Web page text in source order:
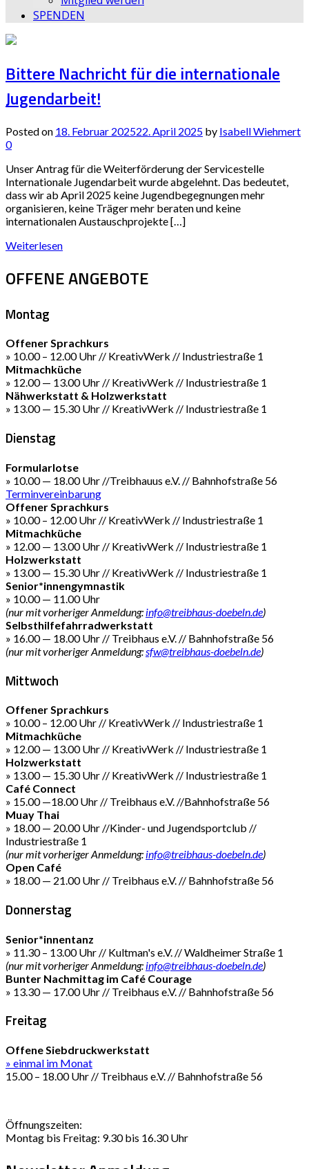
SPENDEN
Bittere Nachricht für die internationale
Jugendarbeit!
Posted on 18. Februar 202522. April 2025 by Isabell Wiehmert
0
Unser Antrag für die Weiterförderung der Servicestelle
Internationale Jugendarbeit wurde abgelehnt. Das bedeutet,
dass wir ab April 2025 keine Jugendbegegnungen mehr
organisieren, keine Träger mehr beraten und keine
internationalen Austauschprojekte […]
Weiterlesen
OFFENE ANGEBOTE
Montag
Offener Sprachkurs
» 10.00 – 12.00 Uhr // KreativWerk // Industriestraße 1
Mitmachküche
» 12.00 — 13.00 Uhr // KreativWerk // Industriestraße 1
Nähwerkstatt & Holzwerkstatt
» 13.00 — 15.30 Uhr // KreativWerk // Industriestraße 1
Dienstag
Formularlotse
» 10.00 — 18.00 Uhr //Treibhauus e.V. // Bahnhofstraße 56
Terminvereinbarung
Offener Sprachkurs
» 10.00 – 12.00 Uhr // KreativWerk // Industriestraße 1
Mitmachküche
» 12.00 — 13.00 Uhr // KreativWerk // Industriestraße 1
Holzwerkstatt
» 13.00 — 15.30 Uhr // KreativWerk // Industriestraße 1
Senior*innengymnastik
» 10.00 — 11.00 Uhr
(nur mit vorheriger Anmeldung: info@treibhaus-doebeln.de)
Selbsthilfefahrradwerkstatt
» 16.00 — 18.00 Uhr // Treibhaus e.V. // Bahnhofstraße 56
(nur mit vorheriger Anmeldung: sfw@treibhaus-doebeln.de)
Mittwoch
Offener Sprachkurs
» 10.00 – 12.00 Uhr // KreativWerk // Industriestraße 1
Mitmachküche
» 12.00 — 13.00 Uhr // KreativWerk // Industriestraße 1
Holzwerkstatt
» 13.00 — 15.30 Uhr // KreativWerk // Industriestraße 1
Café Connect
» 15.00 —18.00 Uhr // Treibhaus e.V. //Bahnhofstraße 56
Muay Thai
» 18.00 — 20.00 Uhr //Kinder- und Jugendsportclub //
Industriestraße 1
(nur mit vorheriger Anmeldung: info@treibhaus-doebeln.de)
Open Café
» 18.00 — 21.00 Uhr // Treibhaus e.V. // Bahnhofstraße 56
Donnerstag
Senior*innentanz
» 11.30 – 13.00 Uhr // Kultman's e.V. // Waldheimer Straße 1
(nur mit vorheriger Anmeldung: info@treibhaus-doebeln.de)
Bunter Nachmittag im Café Courage
» 13.30 — 17.00 Uhr // Treibhaus e.V. // Bahnhofstraße 56
Freitag
Offene Siebdruckwerkstatt
» einmal im Monat
15.00 – 18.00 Uhr // Treibhaus e.V. // Bahnhofstraße 56
Öffnungszeiten:
Montag bis Freitag: 9.30 bis 16.30 Uhr